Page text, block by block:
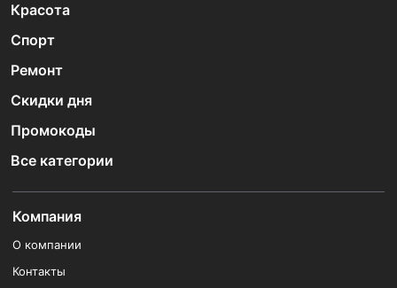
Красота
Спорт
Ремонт
Скидки дня
Промокоды
Все категории
Компания
О компании
Контакты